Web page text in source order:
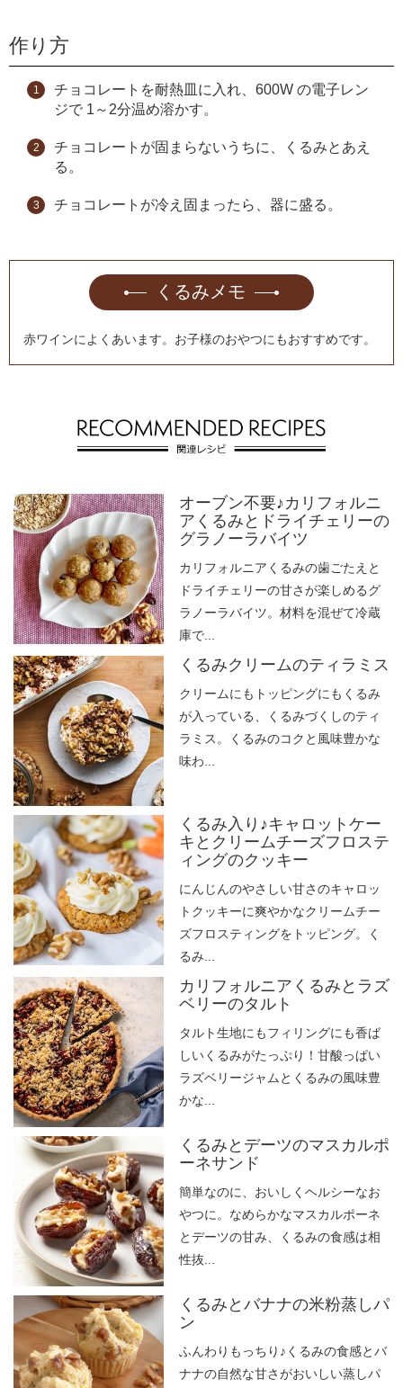
作り方
チョコレートを耐熱皿に入れ、600W の電子レン
ジで 1～2分温め溶かす。
チョコレートが固まらないうちに、くるみとあえ
る。
チョコレートが冷え固まったら、器に盛る。
くるみメモ
赤ワインによくあいます。お子様のおやつにもおすすめです。
オーブン不要♪カリフォルニ
アくるみとドライチェリーの
グラノーラバイツ
カリフォルニアくるみの歯ごたえと
ドライチェリーの甘さが楽しめるグ
ラノーラバイツ。材料を混ぜて冷蔵
庫で...
くるみクリームのティラミス
クリームにもトッピングにもくるみ
が入っている、くるみづくしのティ
ラミス。くるみのコクと風味豊かな
味わ...
くるみ入り♪キャロットケー
キとクリームチーズフロステ
ィングのクッキー
にんじんのやさしい甘さのキャロッ
トクッキーに爽やかなクリームチー
ズフロスティングをトッピング。く
るみ...
カリフォルニアくるみとラズ
ベリーのタルト
タルト生地にもフィリングにも香ば
しいくるみがたっぷり！甘酸っぱい
ラズベリージャムとくるみの風味豊
かな...
くるみとデーツのマスカルポ
ーネサンド
簡単なのに、おいしくヘルシーなお
やつに。なめらかなマスカルポーネ
とデーツの甘み、くるみの食感は相
性抜...
くるみとバナナの米粉蒸しパ
ン
ふんわりもっちり♪くるみの食感とバ
ナナの自然な甘さがおいしい蒸しパ